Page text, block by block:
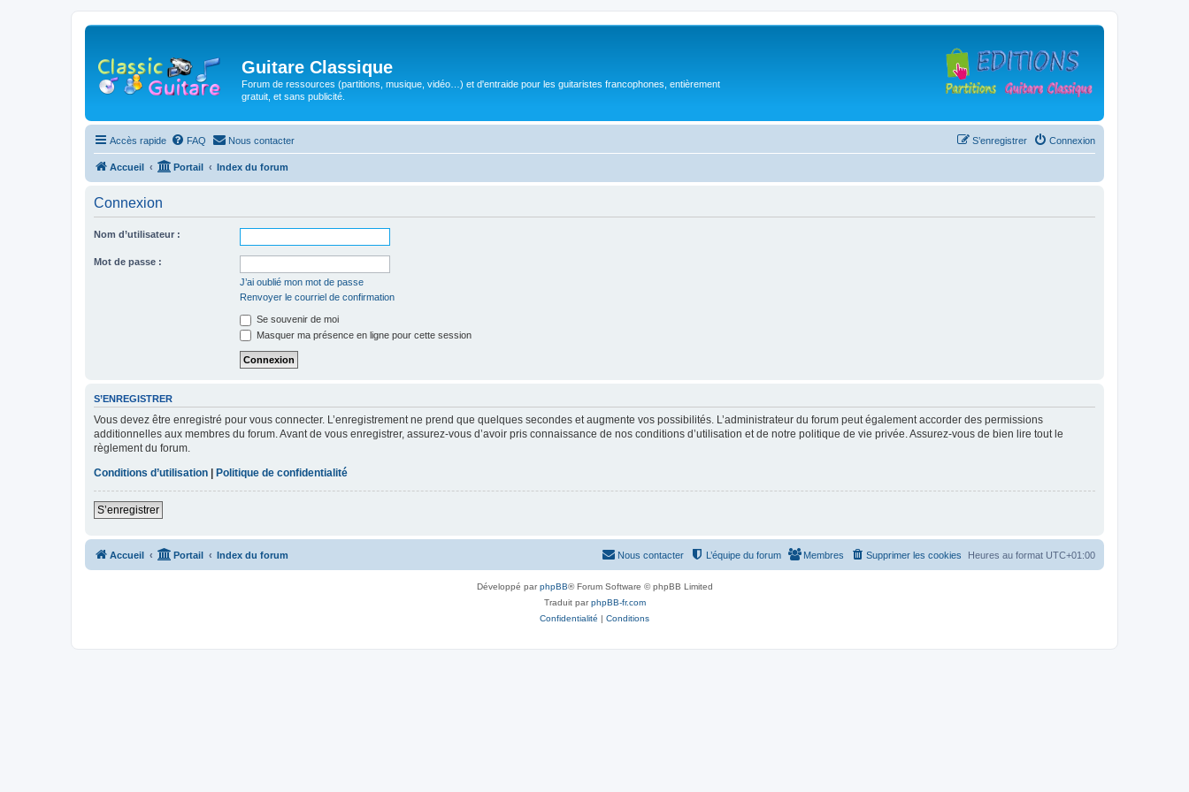
Guitare Classique
Forum de ressources (partitions, musique, vidéo…) et d'entraide pour les guitaristes francophones, entièrement
gratuit, et sans publicité.
Accès rapide FAQ Nous contacter Connexion
S’enregistrer
Accueil Portail Index du forum
Connexion
Nom d’utilisateur :
Mot de passe :
J’ai oublié mon mot de passe
Renvoyer le courriel de confirmation
Se souvenir de moi
Masquer ma présence en ligne pour cette session
S’ENREGISTRER
Vous devez être enregistré pour vous connecter. L’enregistrement ne prend que quelques secondes et augmente vos possibilités. L’administrateur du forum peut également accorder des permissions
additionnelles aux membres du forum. Avant de vous enregistrer, assurez-vous d’avoir pris connaissance de nos conditions d’utilisation et de notre politique de vie privée. Assurez-vous de bien lire tout le
règlement du forum.
Conditions d’utilisation | Politique de confidentialité
S’enregistrer
Accueil Portail Index du forum Heures au format UTC+01:00
Supprimer les cookies
Membres
L’équipe du forum
Nous contacter
Développé parphpBB® Forum Software © phpBB Limited
Traduit parphpBB-fr.com
Confidentialité | Conditions